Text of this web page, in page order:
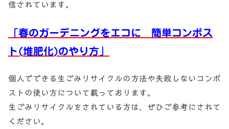
信されています。
「春のガーデニングをエコに 簡単コンポス
ト (堆肥化)のやり方」
個人でできる生ごみリサイクルの方法や失敗しないコンポ
ストの使い方について載っております。
生ごみリサイクルをされている方は、ぜひご参考にされて
ください。